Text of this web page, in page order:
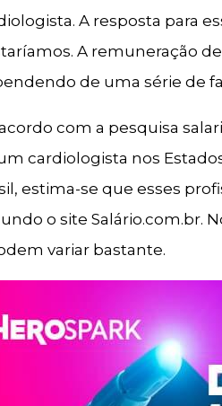
A resposta para
A remuneração
de uma série de
com a pesquisa
cardiologista nos
estima-se que esses
o site Salário.com.br.
variar bastante.